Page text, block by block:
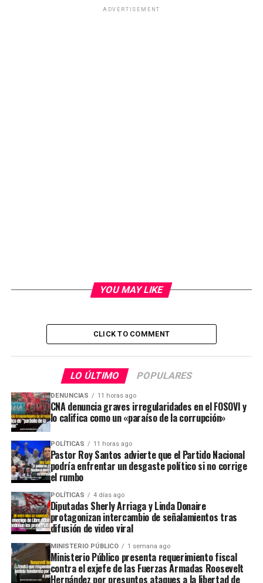
ADVERTISEMENT
YOU MAY LIKE
CLICK TO COMMENT
LO ÚLTIMO POPULARES
DENUNCIAS 11 horas ago
CNA denuncia graves irregularidades en el FOSOVI y
lo califica como un «paraíso de la corrupción»
POLÍTICAS 11 horas ago
Pastor Roy Santos advierte que el Partido Nacional
podría enfrentar un desgaste político si no corrige
el rumbo
POLÍTICAS 4 días ago
Diputadas Sherly Arriaga y Linda Donaire
protagonizan intercambio de señalamientos tras
difusión de video viral
MINISTERIO PÚBLICO 1 semana ago
Ministerio Público presenta requerimiento fiscal
contra el exjefe de las Fuerzas Armadas Roosevelt
Hernández por presuntos ataques a la libertad de